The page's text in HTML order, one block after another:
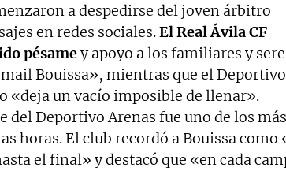
a despedirse del joven árbitro
en redes sociales.El Real Ávila CF
pésamey apoyo a los familiares y
Bouissa», mientras que el
«deja un vacío imposible de llenar».
del Deportivo Arenas fue uno de los más
horas. El club recordó a Bouissa como
el final» y destacó que «en cada